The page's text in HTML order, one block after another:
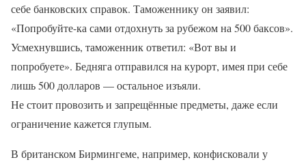
себе банковских справок. Таможеннику он заявил:
«Попробуйте-ка сами отдохнуть за рубежом на 500 баксов».
Усмехнувшись, таможенник ответил: «Вот вы и
попробуете». Бедняга отправился на курорт, имея при себе
лишь 500 долларов — остальное изъяли.
Не стоит провозить и запрещённые предметы, даже если
ограничение кажется глупым.
В британском Бирмингеме, например, конфисковали у